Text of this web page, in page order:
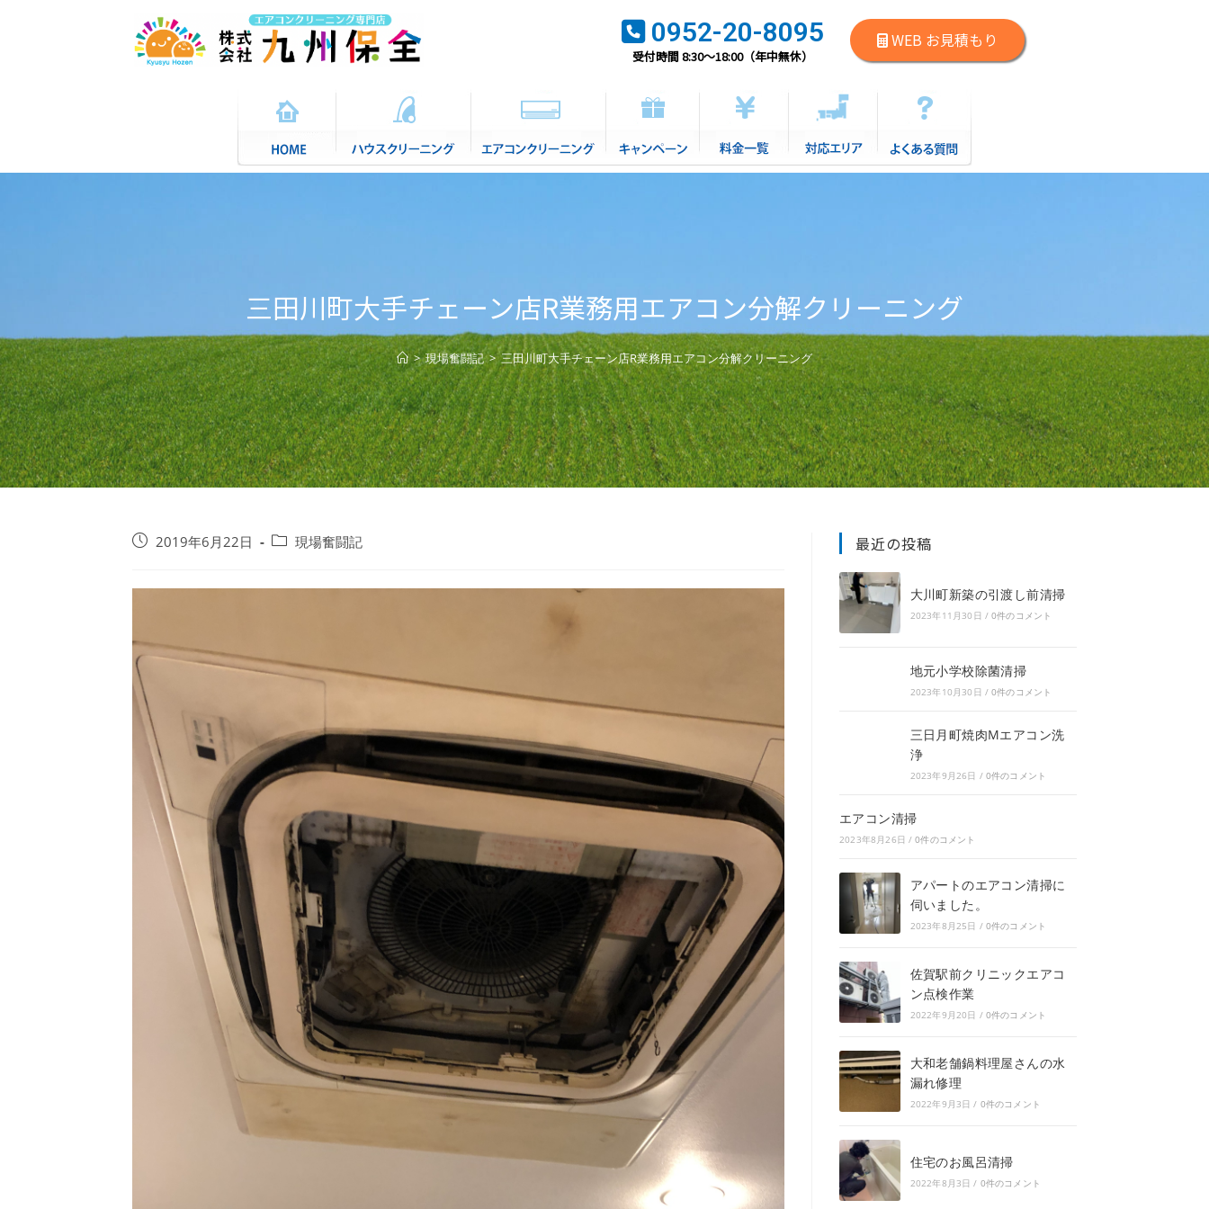
0952-20-8095
受付時間 8:30～18:00（年中無休）
WEB お見積もり
三田川町大手チェーン店R業務用エアコン分解クリーニング
> 現場奮闘記 > 三田川町大手チェーン店R業務用エアコン分解クリーニング
2019年6月22日 現場奮闘記 最近の投稿
大川町新築の引渡し前清掃
2023年11月30日 / 0件のコメント
地元小学校除菌清掃
2023年10月30日 / 0件のコメント
三日月町焼肉Mエアコン洗
浄
2023年9月26日 / 0件のコメント
エアコン清掃
2023年8月26日 / 0件のコメント
アパートのエアコン清掃に
伺いました。
2023年8月25日 / 0件のコメント
佐賀駅前クリニックエアコ
ン点検作業
2022年9月20日 / 0件のコメント
大和老舗鍋料理屋さんの水
漏れ修理
2022年9月3日 / 0件のコメント
住宅のお風呂清掃
2022年8月3日 / 0件のコメント